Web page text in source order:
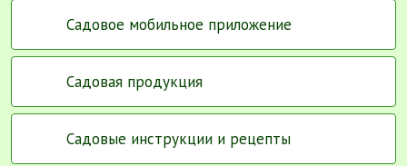
Садовое мобильное приложение
Садовая продукция
Садовые инструкции и рецепты